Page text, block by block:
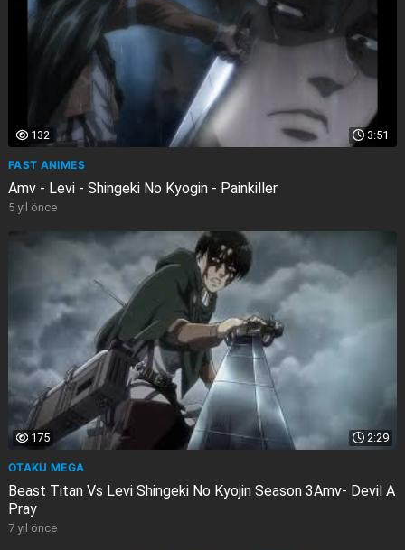
3:51
132
FAST ANIMES
Amv - Levi - Shingeki No Kyogin - Painkiller
5 yıl önce
2:29
175
OTAKU MEGA
Beast Titan Vs Levi Shingeki No Kyojin Season 3Amv- Devil A
Pray
7 yıl önce